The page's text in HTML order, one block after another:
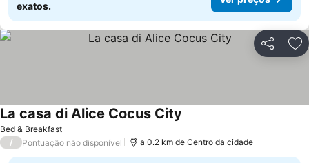
exatos.
Partilhar
Bed & Breakfast
La casa di Alice Cocus City
/ Pontuação não disponível a 0.2 km de Centro da cidade